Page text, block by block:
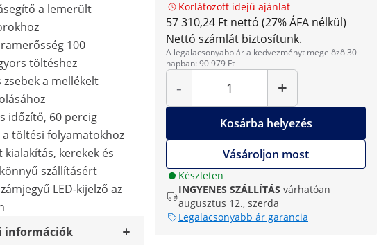
szokásos visszaküldési és garanciális
feltételeink vonatkoznak.
Korlátozott idejű ajánlat
57 310,24 Ft nettó (27% ÁFA nélkül)
Nettó számlát biztosítunk.
A legalacsonyabb ár a kedvezményt megelőző 30
napban: 90 979 Ft
-
Mennyiség
+
Kosárba helyezés
Vásároljon most
Készleten
INGYENES SZÁLLÍTÁS várhatóan
augusztus 12., szerda
Legalacsonyabb ár garancia
a lemerült
100
töltéshez
zsebek a mellékelt
időzítő, 60 percig
töltési folyamatokhoz
kialakítás, kerekek és
szállításért
LED-kijelző az
információk